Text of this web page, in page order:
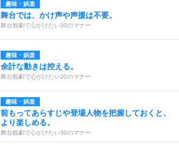
趣味・娯楽
舞台では、かけ声や声援は不要。
舞台観劇で心がけたい30のマナー
趣味・娯楽
余計な動きは控える。
舞台観劇で心がけたい30のマナー
趣味・娯楽
前もってあらすじや登場人物を把握しておくと、
より楽しめる。
舞台観劇で心がけたい30のマナー